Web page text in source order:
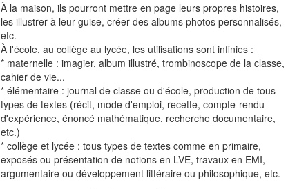
À la maison, ils pourront mettre en page leurs propres histoires,
les illustrer à leur guise, créer des albums photos personnalisés,
etc.
À l'école, au collège au lycée, les utilisations sont infinies :
* maternelle : imagier, album illustré, trombinoscope de la classe,
cahier de vie...
* élémentaire : journal de classe ou d'école, production de tous
types de textes (récit, mode d'emploi, recette, compte-rendu
d'expérience, énoncé mathématique, recherche documentaire,
etc.)
* collège et lycée : tous types de textes comme en primaire,
exposés ou présentation de notions en LVE, travaux en EMI,
argumentaire ou développement littéraire ou philosophique, etc.